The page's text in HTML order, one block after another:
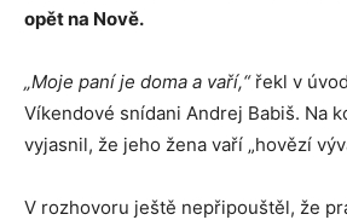
opět na Nově.
„Moje paní je doma a vaří,“řekl v
Víkendové snídani Andrej Babiš. Na
vyjasnil, že jeho žena vaří „hovězí
V rozhovoru ještě nepřipouštěl, že